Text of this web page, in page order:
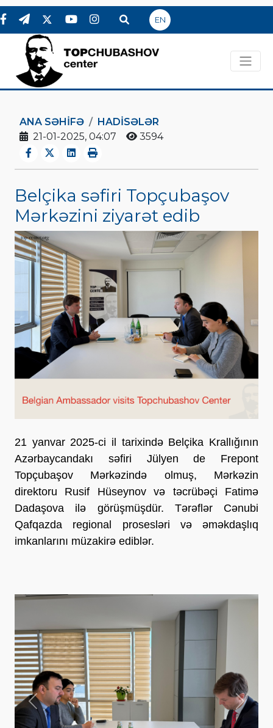
EN
ANA SƏHIFƏ
HADİSƏLƏR
21-01-2025, 04:07
3594
Belçika səfiri Topçubaşov
Mərkəzini ziyarət edib
21 yanvar 2025-ci il tarixində Belçika Krallığının
Azərbaycandakı səfiri Jülyen de Frepont
Topçubaşov Mərkəzində olmuş, Mərkəzin
direktoru Rusif Hüseynov və təcrübəçi Fatimə
Dadaşova ilə görüşmüşdür. Tərəflər Cənubi
Qafqazda regional prosesləri və əməkdaşlıq
imkanlarını müzakirə ediblər.
Previous Next